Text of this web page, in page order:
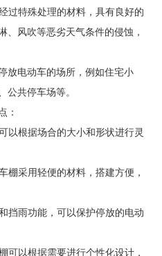
过特殊处理的材料，具有良好的
、风吹等恶劣天气条件的侵蚀，
放电动车的场所，例如住宅小
公共停车场等。
：
以根据场合的大小和形状进行灵
棚采用轻便的材料，搭建方便，
挡雨功能，可以保护停放的电动
可以根据需要进行个性化设计，